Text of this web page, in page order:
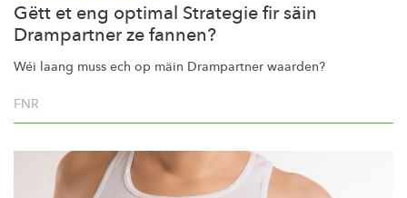
Gëtt et eng optimal Strategie fir säin
Drampartner ze fannen?
Wéi laang muss ech op mäin Drampartner waarden?
FNR